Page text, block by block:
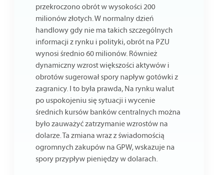
przekroczono obrót w wysokości 200
milionów złotych. W normalny dzień
handlowy gdy nie ma takich szczególnych
informacji z rynku i polityki, obrót na PZU
wynosi średnio 60 milionów. Również
dynamiczny wzrost większości aktywów i
obrotów sugerował spory napływ gotówki z
zagranicy. I to była prawda, Na rynku walut
po uspokojeniu się sytuacji i wycenie
średnich kursów banków centralnych można
było zauważyć zatrzymanie wzrostów na
dolarze. Ta zmiana wraz z świadomością
ogromnych zakupów na GPW, wskazuje na
spory przypływ pieniędzy w dolarach.